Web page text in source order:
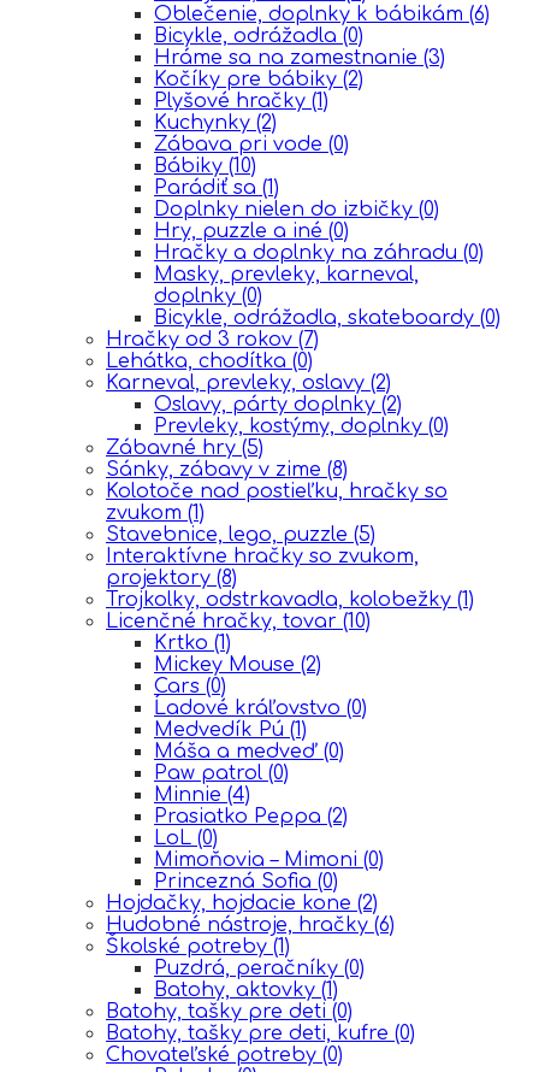
Oblečenie, doplnky k bábikám (6)
Bicykle, odrážadla (0)
Hráme sa na zamestnanie (3)
Kočíky pre bábiky (2)
Plyšové hračky (1)
Kuchynky (2)
Zábava pri vode (0)
Bábiky (10)
Parádiť sa (1)
Doplnky nielen do izbičky (0)
Hry, puzzle a iné (0)
Hračky a doplnky na záhradu (0)
Masky, prevleky, karneval,
doplnky (0)
Bicykle, odrážadla, skateboardy (0)
Hračky od 3 rokov (7)
Lehátka, chodítka (0)
Karneval, prevleky, oslavy (2)
Oslavy, párty doplnky (2)
Prevleky, kostýmy, doplnky (0)
Zábavné hry (5)
Sánky, zábavy v zime (8)
Kolotoče nad postieľku, hračky so
zvukom (1)
Stavebnice, lego, puzzle (5)
Interaktívne hračky so zvukom,
projektory (8)
Trojkolky, odstrkavadla, kolobežky (1)
Licenčné hračky, tovar (10)
Krtko (1)
Mickey Mouse (2)
Cars (0)
Ĺadové kráľovstvo (0)
Medvedík Pú (1)
Máša a medveď (0)
Paw patrol (0)
Minnie (4)
Prasiatko Peppa (2)
LoL (0)
Mimoňovia – Mimoni (0)
Princezná Sofia (0)
Hojdačky, hojdacie kone (2)
Hudobné nástroje, hračky (6)
Školské potreby (1)
Puzdrá, peračníky (0)
Batohy, aktovky (1)
Batohy, tašky pre deti (0)
Batohy, tašky pre deti, kufre (0)
Chovateľské potreby (0)